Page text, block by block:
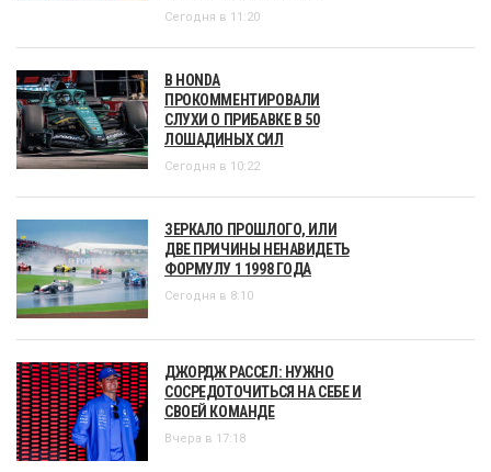
Сегодня в 11:20
В HONDA
ПРОКОММЕНТИРОВАЛИ
СЛУХИ О ПРИБАВКЕ В 50
ЛОШАДИНЫХ СИЛ
Сегодня в 10:22
ЗЕРКАЛО ПРОШЛОГО, ИЛИ
ДВЕ ПРИЧИНЫ НЕНАВИДЕТЬ
ФОРМУЛУ 1 1998 ГОДА
Сегодня в 8:10
ДЖОРДЖ РАССЕЛ: НУЖНО
СОСРЕДОТОЧИТЬСЯ НА СЕБЕ И
СВОЕЙ КОМАНДЕ
Вчера в 17:18